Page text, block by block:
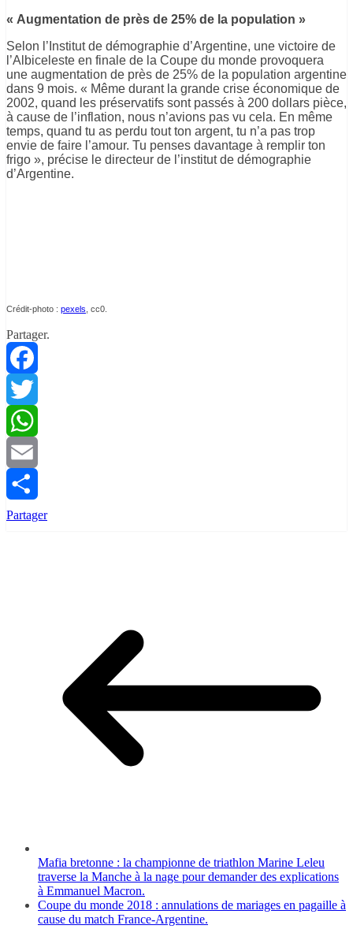
« Augmentation de près de 25% de la population »
Selon l’Institut de démographie d’Argentine, une victoire de
l’Albiceleste en finale de la Coupe du monde provoquera
une augmentation de près de 25% de la population argentine
dans 9 mois. « Même durant la grande crise économique de
2002, quand les préservatifs sont passés à 200 dollars pièce,
à cause de l’inflation, nous n’avions pas vu cela. En même
temps, quand tu as perdu tout ton argent, tu n’a pas trop
envie de faire l’amour. Tu penses davantage à remplir ton
frigo », précise le directeur de l’institut de démographie
d’Argentine.
Crédit-photo : pexels , cc0.
Partager.
Facebook
Twitter
WhatsApp
Email
Partager
Mafia bretonne : la championne de triathlon Marine Leleu
traverse la Manche à la nage pour demander des explications
à Emmanuel Macron.
Coupe du monde 2018 : annulations de mariages en pagaille à
cause du match France-Argentine.